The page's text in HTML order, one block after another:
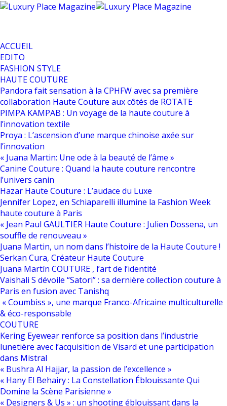
ACCUEIL
EDITO
FASHION STYLE
HAUTE COUTURE
Pandora fait sensation à la CPHFW avec sa première
collaboration Haute Couture aux côtés de ROTATE
PIMPA KAMPAB : Un voyage de la haute couture à
l’innovation textile
Proya : L’ascension d’une marque chinoise axée sur
l’innovation
« Juana Martin: Une ode à la beauté de l’âme »
Canine Couture : Quand la haute couture rencontre
l’univers canin
Hazar Haute Couture : L’audace du Luxe
Jennifer Lopez, en Schiaparelli illumine la Fashion Week
haute couture à Paris
« Jean Paul GAULTIER Haute Couture : Julien Dossena, un
souffle de renouveau »
Juana Martin, un nom dans l’histoire de la Haute Couture !
Serkan Cura, Créateur Haute Couture
Juana Martín COUTURE , l’art de l’identité
Vaishali S dévoile “Satori” : sa dernière collection couture à
Paris en fusion avec Tanishq
« Coumbiss », une marque Franco-Africaine multiculturelle
& éco-responsable
COUTURE
Kering Eyewear renforce sa position dans l’industrie
lunetière avec l’acquisition de Visard et une participation
dans Mistral
« Bushra Al Hajjar, la passion de l’excellence »
« Hany El Behairy : La Constellation Éblouissante Qui
Domine la Scène Parisienne »
« Designers & Us » : un shooting éblouissant dans la